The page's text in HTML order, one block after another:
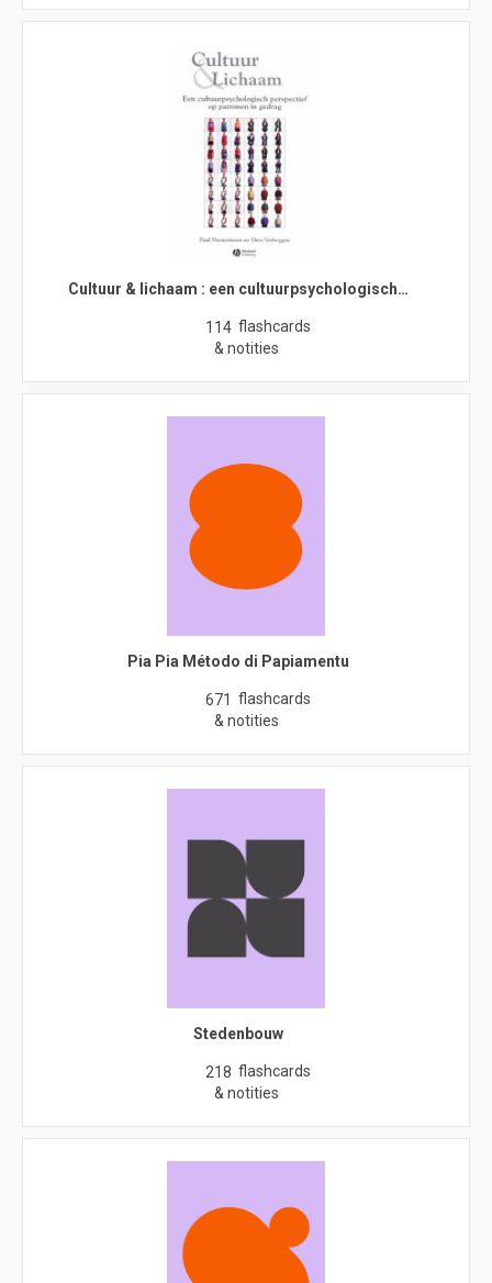
Cultuur & lichaam : een cultuurpsychologisch…
114 flashcards
& notities
Pia Pia Método di Papiamentu
671 flashcards
& notities
Stedenbouw
218 flashcards
& notities